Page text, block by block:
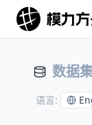
数据
语言: